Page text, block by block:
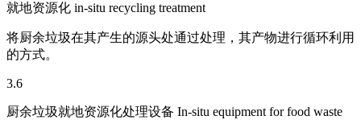
就地资源化 in-situ recycling treatment
将厨余垃圾在其产生的源头处通过处理，其产物进行循环利用
的方式。
3.6
厨余垃圾就地资源化处理设备 In-situ equipment for food waste